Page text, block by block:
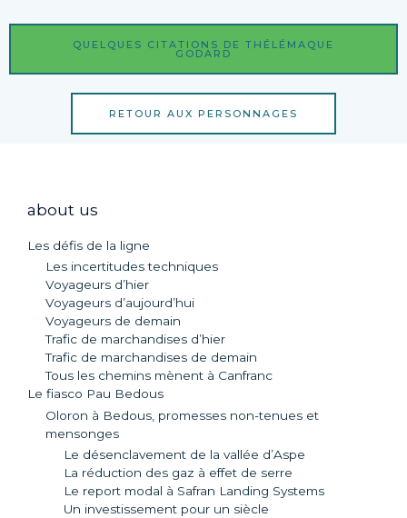
QUELQUES CITATIONS DE THÉLÉMAQUE
GODARD
RETOUR AUX PERSONNAGES
about us
Les défis de la ligne
Les incertitudes techniques
Voyageurs d’hier
Voyageurs d’aujourd’hui
Voyageurs de demain
Trafic de marchandises d’hier
Trafic de marchandises de demain
Tous les chemins mènent à Canfranc
Le fiasco Pau Bedous
Oloron à Bedous, promesses non-tenues et
mensonges
Le désenclavement de la vallée d’Aspe
La réduction des gaz à effet de serre
Le report modal à Safran Landing Systems
Un investissement pour un siècle